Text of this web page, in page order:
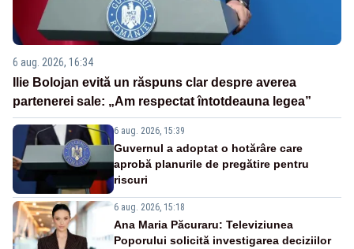
6 aug. 2026, 16:34
Ilie Bolojan evită un răspuns clar despre averea
partenerei sale: „Am respectat întotdeauna legea”
6 aug. 2026, 15:39
Guvernul a adoptat o hotărâre care
aprobă planurile de pregătire pentru
riscuri
6 aug. 2026, 15:18
Ana Maria Păcuraru: Televiziunea
Poporului solicită investigarea deciziilor